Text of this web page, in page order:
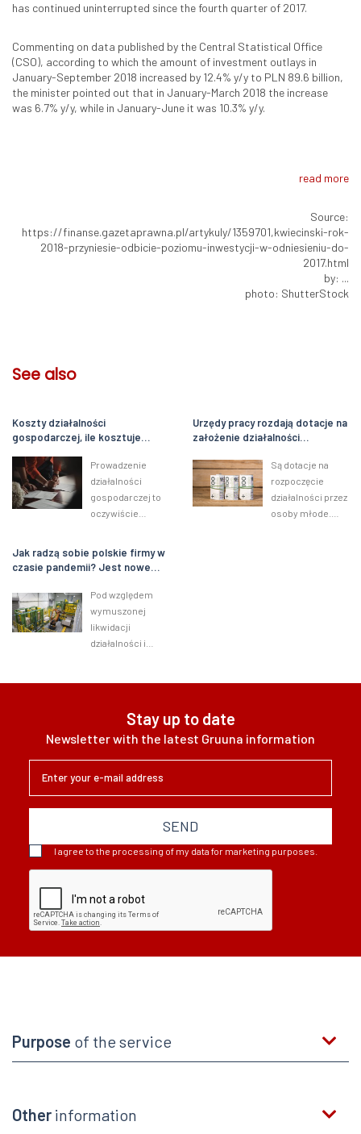
has continued uninterrupted since the fourth quarter of 2017.
Commenting on data published by the Central Statistical Office
(CSO), according to which the amount of investment outlays in
January-September 2018 increased by 12.4% y/y to PLN 89.6 billion,
the minister pointed out that in January-March 2018 the increase
was 6.7% y/y, while in January-June it was 10.3% y/y.
read more
Source:
https://finanse.gazetaprawna.pl/artykuly/1359701,kwiecinski-rok-
2018-przyniesie-odbicie-poziomu-inwestycji-w-odniesieniu-do-
2017.html
by: ...
photo: ShutterStock
See also
Koszty działalności
gospodarczej, ile kosztuje
Prowadzenie
działalności
gospodarczej to
oczywiście
osiąganie
przychodów. Aby
móc zarabiać,
konieczne jest
jednak
Urzędy pracy rozdają dotacje na
założenie działalności
dla młodych
Są dotacje na
rozpoczęcie
działalności przez
osoby młode.
Jak radzą sobie polskie firmy w
czasie pandemii? Jest nowe
Pod względem
wymuszonej
likwidacji
działalności i
światowa średnia
- wynika z
Facebooka,
Stay up to date
Newsletter with the latest Gruuna information
SEND
I agree to the processing of my data for marketing purposes.
Purpose of the service
Other information